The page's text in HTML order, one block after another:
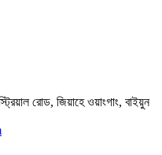
রোড, জিয়াহে ওয়াংগাং, বাইয়ুন